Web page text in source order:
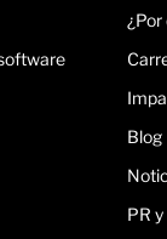
¿Por
Blog
PR